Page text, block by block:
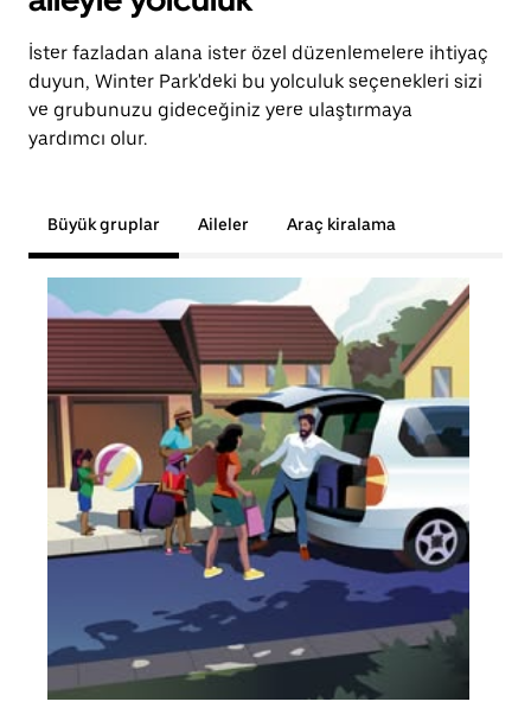
İster fazladan alana ister özel düzenlemelere ihtiyaç
duyun, Winter Park'deki bu yolculuk seçenekleri sizi
ve grubunuzu gideceğiniz yere ulaştırmaya
yardımcı olur.
Büyük gruplar Aileler Araç kiralama